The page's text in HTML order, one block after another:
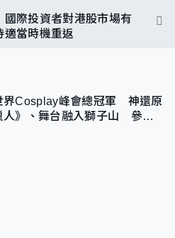
國際投資者對港股市場有
當時機重返
界Cosplay峰會總冠軍 神還原
人》、舞台融入獅子山 參賽